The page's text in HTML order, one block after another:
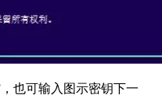
也可输入图示密钥下一